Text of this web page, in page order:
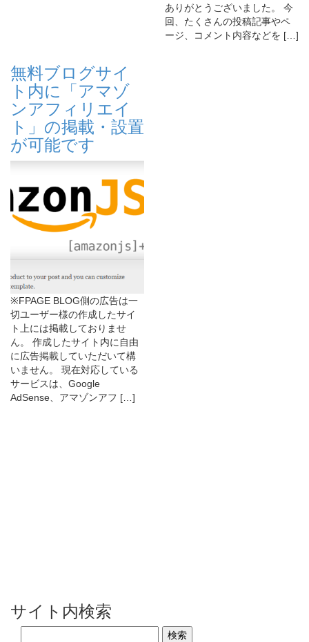
ありがとうございました。 今
回、たくさんの投稿記事やペ
ージ、コメント内容などを […]
無料ブログサイ
ト内に「アマゾ
ンアフィリエイ
ト」の掲載・設置
が可能です
※FPAGE BLOG側の広告は一
切ユーザー様の作成したサイ
ト上には掲載しておりませ
ん。 作成したサイト内に自由
に広告掲載していただいて構
いません。 現在対応している
サービスは、Google
AdSense、アマゾンアフ […]
サイト内検索